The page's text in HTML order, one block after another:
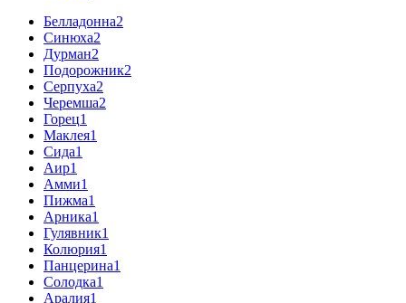
Белладонна2
Синюха2
Дурман2
Подорожник2
Серпуха2
Черемша2
Горец1
Маклея1
Сида1
Аир1
Амми1
Пижма1
Арника1
Гулявник1
Колюрия1
Панцерина1
Солодка1
Аралия1